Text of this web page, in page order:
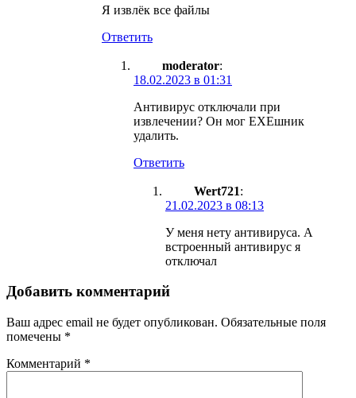
Я извлëк все файлы
Ответить
moderator:
18.02.2023 в 01:31
Антивирус отключали при
извлечении? Он мог ЕХЕшник
удалить.
Ответить
Wert721:
21.02.2023 в 08:13
У меня нету антивируса. А
встроенный антивирус я
отключал
Добавить комментарий
Ваш адрес email не будет опубликован. Обязательные поля
помечены *
Комментарий *